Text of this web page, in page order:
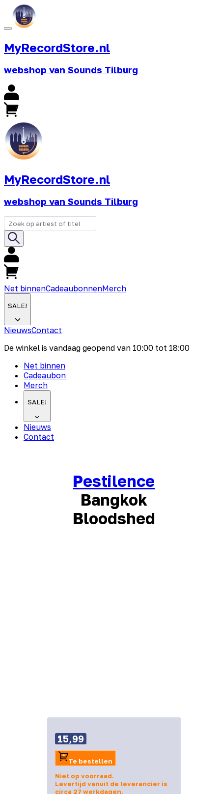
MyRecordStore.nl
webshop van Sounds Tilburg
MyRecordStore.nl
webshop van Sounds Tilburg
Net binnenCadeaubonnenMerch
SALE!
NieuwsContact
De winkel is vandaag geopend van 10:00 tot 18:00
Net binnen
Cadeaubon
Merch
SALE!
Nieuws
Contact
Pestilence
Bangkok
Bloodshed
15,99
Te bestellen
Niet op voorraad.
Levertijd vanuit de leverancier is
circa 27 werkdagen.